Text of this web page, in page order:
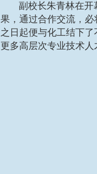
副校长朱青林在开
果，通过合作交流，
之日起便与化工结下
更多高层次专业技术人